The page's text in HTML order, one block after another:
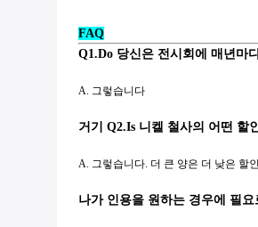
FAQ
Q1.Do 당신은 전시회에 매년마
A. 그렇습니다
거기 Q2.Is 니켈 철사의 어떤 할
A. 그렇습니다. 더 큰 양은 더 낮은 할
나가 인용을 원하는 경우에 필